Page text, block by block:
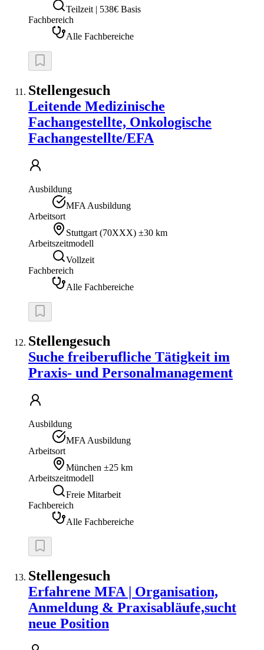
Teilzeit | 538€ Basis
Fachbereich
Alle Fachbereiche
Stellengesuch
Leitende Medizinische
Fachangestellte, Onkologische
Fachangestellte/EFA
Ausbildung
MFA Ausbildung
Arbeitsort
Stuttgart (70XXX) ±30 km
Arbeitszeitmodell
Vollzeit
Fachbereich
Alle Fachbereiche
Stellengesuch
Suche freiberufliche Tätigkeit im
Praxis- und Personalmanagement
Ausbildung
MFA Ausbildung
Arbeitsort
München ±25 km
Arbeitszeitmodell
Freie Mitarbeit
Fachbereich
Alle Fachbereiche
Stellengesuch
Erfahrene MFA | Organisation,
Anmeldung & Praxisabläufe,sucht
neue Position